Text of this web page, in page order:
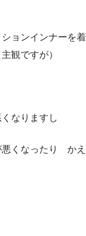
ョンインナーを着
観ですが）
なりますし
くなったり かえ